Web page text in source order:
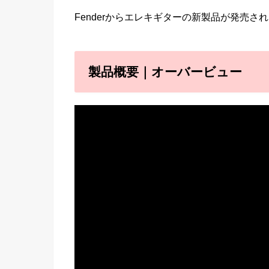
Fenderからエレキギターの新製品が発売され
製品概要｜オーバービュー